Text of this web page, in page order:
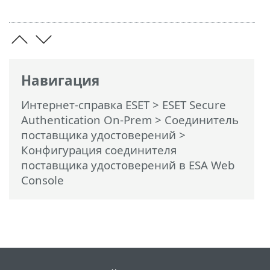
Навигация
Интернет-справка ESET> ESET Secure
Authentication On-Prem > Соединитель
поставщика удостоверений >
Конфигурация соединителя
поставщика удостоверений в ESA Web
Console